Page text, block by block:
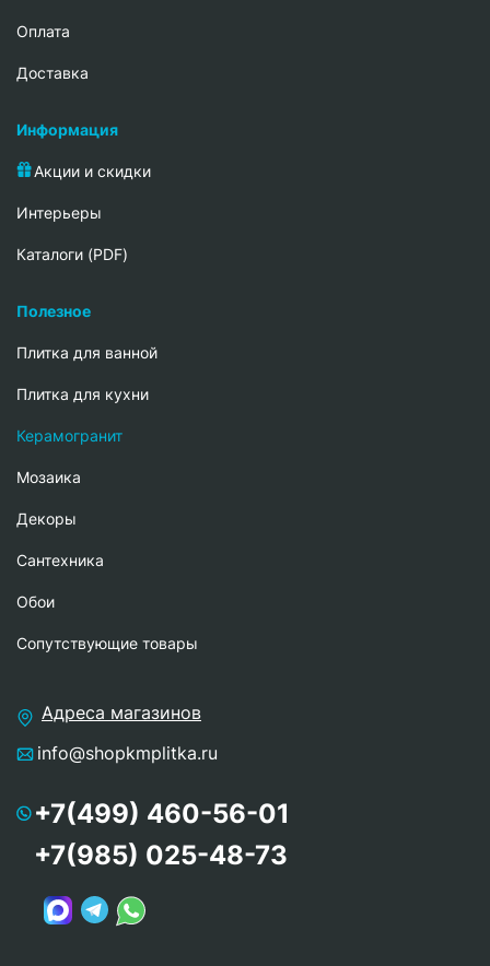
Oплата
Доставка
Информация
Акции и скидки
Интерьеры
Каталоги (PDF)
Полезное
Плитка для ванной
Плитка для кухни
Керамогранит
Мозаика
Декоры
Сантехника
Обои
Сопутствующие товары
Адреса магазинов
info@shopkmplitka.ru
+7(499) 460-56-01
+7(985) 025-48-73